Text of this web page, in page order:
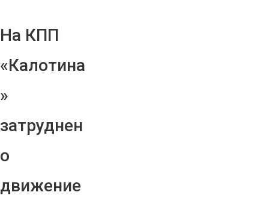
На КПП
«Калотина
»
затруднен
о
движение